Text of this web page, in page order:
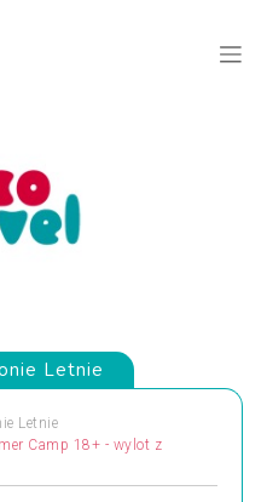
Letnie
Letnie
Camp 18+ - wylot z